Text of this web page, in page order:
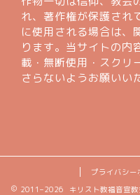
れ、著作権が保護され
に使用される場合は、
ります。当サイトの内
載・無断使用・スクリ
さらないようお願いい
プライバシー
2011–2026 キリスト教福音宣教